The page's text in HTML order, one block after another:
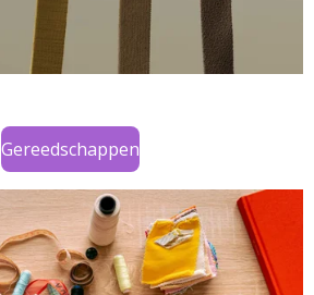
Gereedschappen